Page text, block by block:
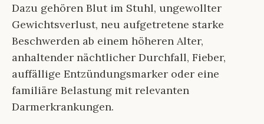
Dazu gehören Blut im Stuhl, ungewollter
Gewichtsverlust, neu aufgetretene starke
Beschwerden ab einem höheren Alter,
anhaltender nächtlicher Durchfall, Fieber,
auffällige Entzündungsmarker oder eine
familiäre Belastung mit relevanten
Darmerkrankungen.